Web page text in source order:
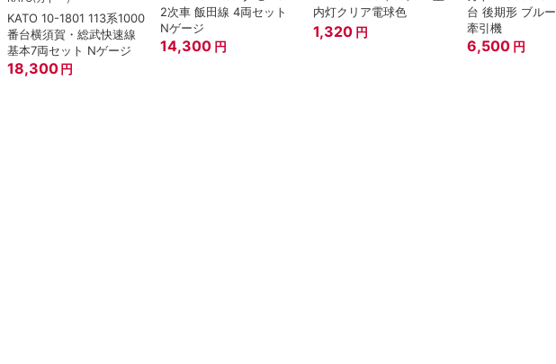
KATO 10-1801 113系1000
番台横須賀・総武快速線
基本7両セット Nゲージ
18,300 円
2次車 飯田線 4両セット
Nゲージ
14,300 円
内灯クリア電球色
1,320 円
台 後期形 ブル
牽引機
6,500 円